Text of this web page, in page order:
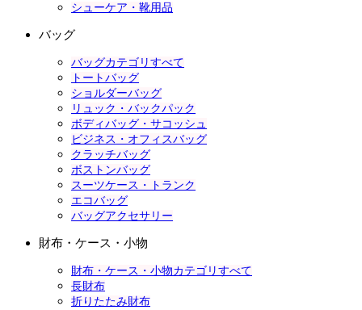
シューケア・靴用品
バッグ
バッグカテゴリすべて
トートバッグ
ショルダーバッグ
リュック・バックパック
ボディバッグ・サコッシュ
ビジネス・オフィスバッグ
クラッチバッグ
ボストンバッグ
スーツケース・トランク
エコバッグ
バッグアクセサリー
財布・ケース・小物
財布・ケース・小物カテゴリすべて
長財布
折りたたみ財布